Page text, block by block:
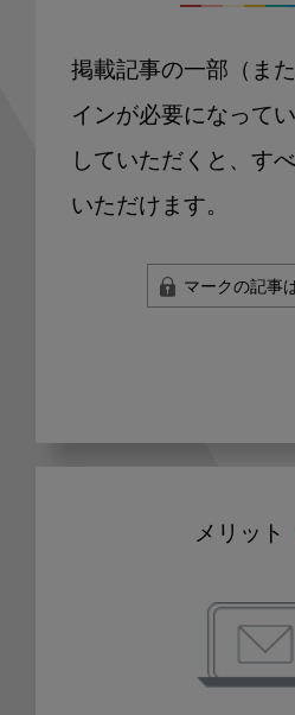
掲載記事の一部（ま
インが必要になって
していただくと、す
いただけます。
マークの記事
メリット